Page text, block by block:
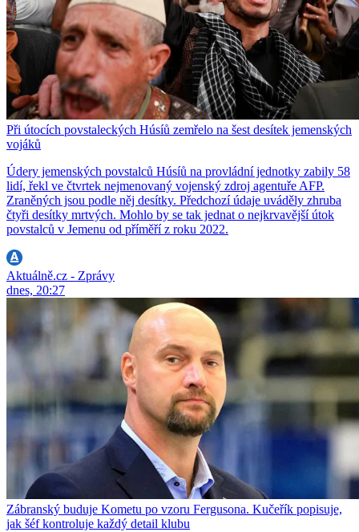
Při útocích povstaleckých Húsíů zemřelo na šest desítek jemenských
vojáků
Údery jemenských povstalců Húsíů na provládní jednotky zabily 58
lidí, řekl ve čtvrtek nejmenovaný vojenský zdroj agentuře AFP.
Zraněných jsou podle něj desítky. Předchozí údaje uváděly zhruba
čtyři desítky mrtvých. Mohlo by se tak jednat o nejkrvavější útok
povstalců v Jemenu od příměří z roku 2022.
Aktuálně.cz - Zprávy
dnes, 20:27
Zábranský buduje Kometu po vzoru Fergusona. Kučeřík popisuje,
jak šéf kontroluje každý detail klubu